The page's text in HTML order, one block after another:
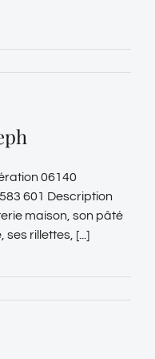
06140
601 Description
maison, son pâté
rillettes, [...]